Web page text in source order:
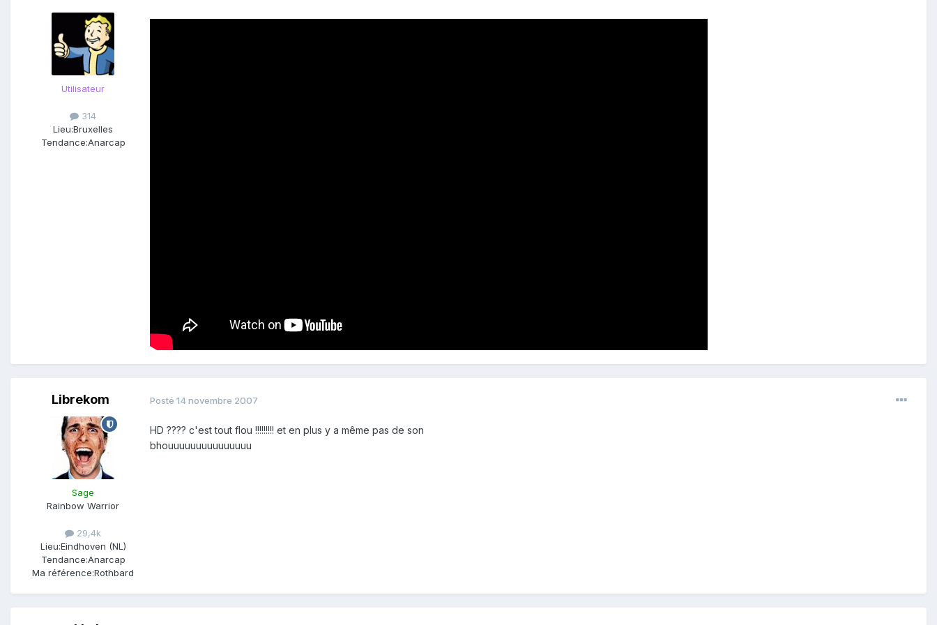
Utilisateur
314
Lieu:Bruxelles
Tendance:Anarcap
Librekom
Sage
Rainbow Warrior
29,4k
Lieu:Eindhoven (NL)
Tendance:Anarcap
Ma référence:Rothbard
Posté 14 novembre 2007
HD ???? c'est tout flou !!!!!!!!! et en plus y a même pas de son
bhouuuuuuuuuuuuuuu